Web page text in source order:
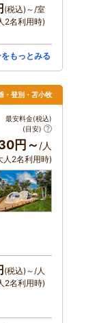
(税込)～/室
2名利用時)
もっとみる
・登別・苫小牧
最安料金(税込)
(目安)
円～ /人
人2名利用時)
(税込)～/人
2名利用時)